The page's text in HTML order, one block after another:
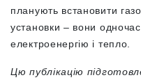
планують встановити
установки – вони
електроенергію і тепло.
Цю публікацію